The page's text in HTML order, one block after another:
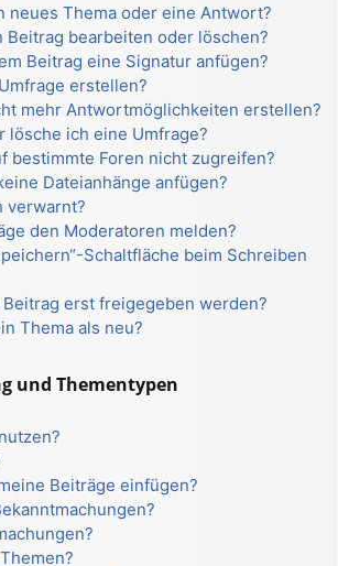
neues Thema oder eine Antwort?
Beitrag bearbeiten oder löschen?
Beitrag eine Signatur anfügen?
erstellen?
mehr Antwortmöglichkeiten erstellen?
lösche ich eine Umfrage?
bestimmte Foren nicht zugreifen?
Dateianhänge anfügen?
verwarnt?
den Moderatoren melden?
Schaltfläche beim Schreiben
Beitrag erst freigegeben werden?
Thema als neu?
und Thementypen
Beiträge einfügen?